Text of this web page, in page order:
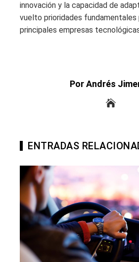
innovación y la capacidad de
vuelto prioridades fundamentales
principales empresas
Por Andrés
ENTRADAS